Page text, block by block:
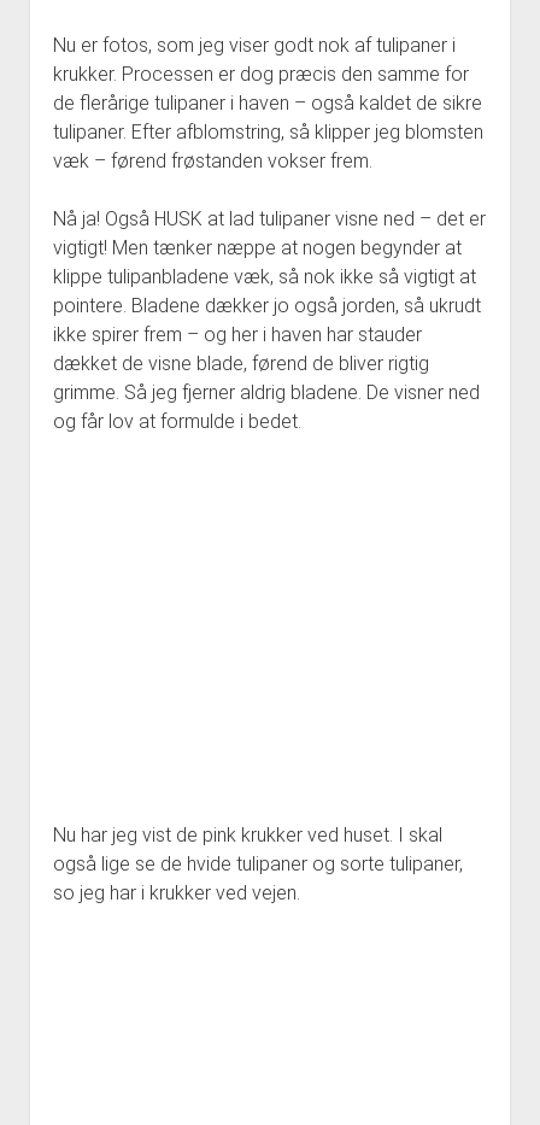
Nu er fotos, som jeg viser godt nok af tulipaner i
krukker. Processen er dog præcis den samme for
de flerårige tulipaner i haven – også kaldet de sikre
tulipaner. Efter afblomstring, så klipper jeg blomsten
væk – førend frøstanden vokser frem.
Nå ja! Også HUSK at lad tulipaner visne ned – det er
vigtigt! Men tænker næppe at nogen begynder at
klippe tulipanbladene væk, så nok ikke så vigtigt at
pointere. Bladene dækker jo også jorden, så ukrudt
ikke spirer frem – og her i haven har stauder
dækket de visne blade, førend de bliver rigtig
grimme. Så jeg fjerner aldrig bladene. De visner ned
og får lov at formulde i bedet.
Nu har jeg vist de pink krukker ved huset. I skal
også lige se de hvide tulipaner og sorte tulipaner,
so jeg har i krukker ved vejen.